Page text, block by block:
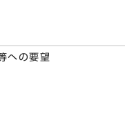
への要望